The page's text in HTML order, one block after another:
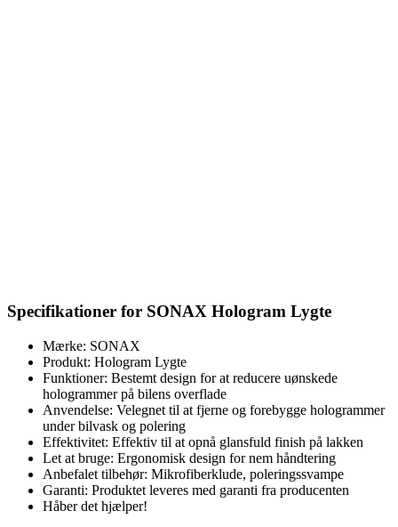
Specifikationer for SONAX Hologram Lygte
Mærke: SONAX
Produkt: Hologram Lygte
Funktioner: Bestemt design for at reducere uønskede
hologrammer på bilens overflade
Anvendelse: Velegnet til at fjerne og forebygge hologrammer
under bilvask og polering
Effektivitet: Effektiv til at opnå glansfuld finish på lakken
Let at bruge: Ergonomisk design for nem håndtering
Anbefalet tilbehør: Mikrofiberklude, poleringssvampe
Garanti: Produktet leveres med garanti fra producenten
Håber det hjælper!